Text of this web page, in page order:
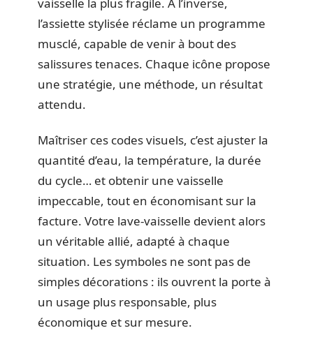
l’assiette stylisée réclame un programme
musclé, capable de venir à bout des
salissures tenaces. Chaque icône propose
une stratégie, une méthode, un résultat
attendu.
Maîtriser ces codes visuels, c’est ajuster la
quantité d’eau, la température, la durée
du cycle… et obtenir une vaisselle
impeccable, tout en économisant sur la
facture. Votre lave-vaisselle devient alors
un véritable allié, adapté à chaque
situation. Les symboles ne sont pas de
simples décorations : ils ouvrent la porte à
un usage plus responsable, plus
économique et sur mesure.